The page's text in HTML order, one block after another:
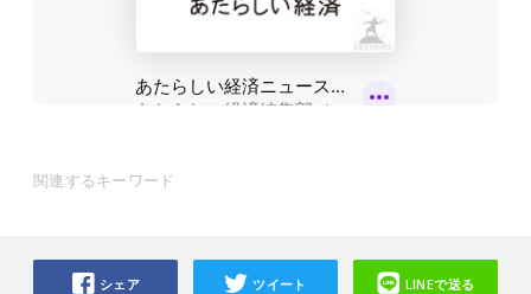
関連するキーワード
シェア ツイート LINEで送る